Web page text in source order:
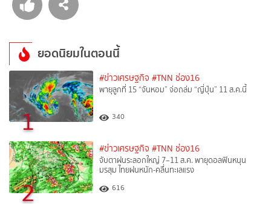
ยอดนิยมในตอนนี้
1
#ข่าวเศรษฐกิจ #TNN ช่อง16
พายุลูกที่ 15 “จันหอม” จ่อถล่ม “ญี่ปุ่น” 11 ส.ค.นี้
340
2
#ข่าวเศรษฐกิจ #TNN ช่อง16
จับตาฝนระลอกใหญ่ 7–11 ส.ค. พายุดอลฟินหนุน
มรสุม ไทยฝนหนัก-คลื่นทะเลแรง
616